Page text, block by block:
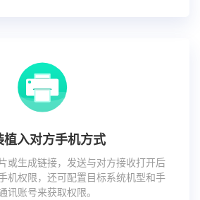
植入对方手机方式
或生成链接，发送与对方接收打开后
机权限，还可配置目标系统机型和手
讯账号来获取权限。